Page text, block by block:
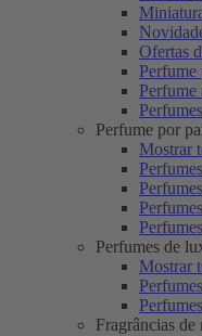
Ofertas
Perfume
Perfume
Perfume por
Mostrar
Perfumes de
Mostrar
Fragrâncias de